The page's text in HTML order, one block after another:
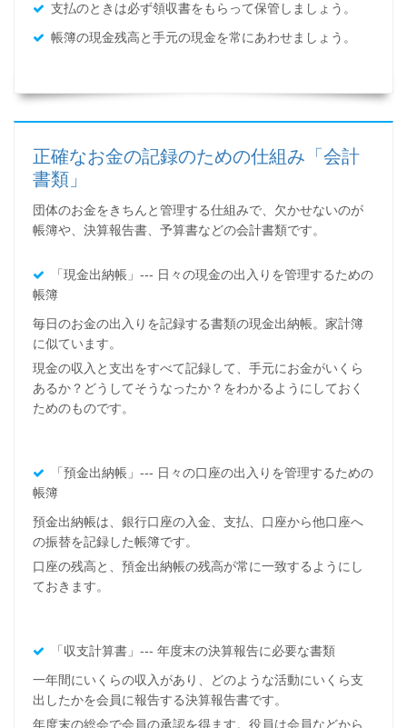
支払のときは必ず領収書をもらって保管しましょう。
帳簿の現金残高と手元の現金を常にあわせましょう。
正確なお金の記録のための仕組み「会計
書類」
団体のお金をきちんと管理する仕組みで、欠かせないのが
帳簿や、決算報告書、予算書などの会計書類です。
「現金出納帳」--- 日々の現金の出入りを管理するための
帳簿
毎日のお金の出入りを記録する書類の現金出納帳。家計簿
に似ています。
現金の収入と支出をすべて記録して、手元にお金がいくら
あるか？どうしてそうなったか？をわかるようにしておく
ためのものです。
「預金出納帳」--- 日々の口座の出入りを管理するための
帳簿
預金出納帳は、銀行口座の入金、支払、口座から他口座へ
の振替を記録した帳簿です。
口座の残高と、預金出納帳の残高が常に一致するようにし
ておきます。
「収支計算書」--- 年度末の決算報告に必要な書類
一年間にいくらの収入があり、どのような活動にいくら支
出したかを会員に報告する決算報告書です。
年度末の総会で会員の承認を得ます。役員は会員などから